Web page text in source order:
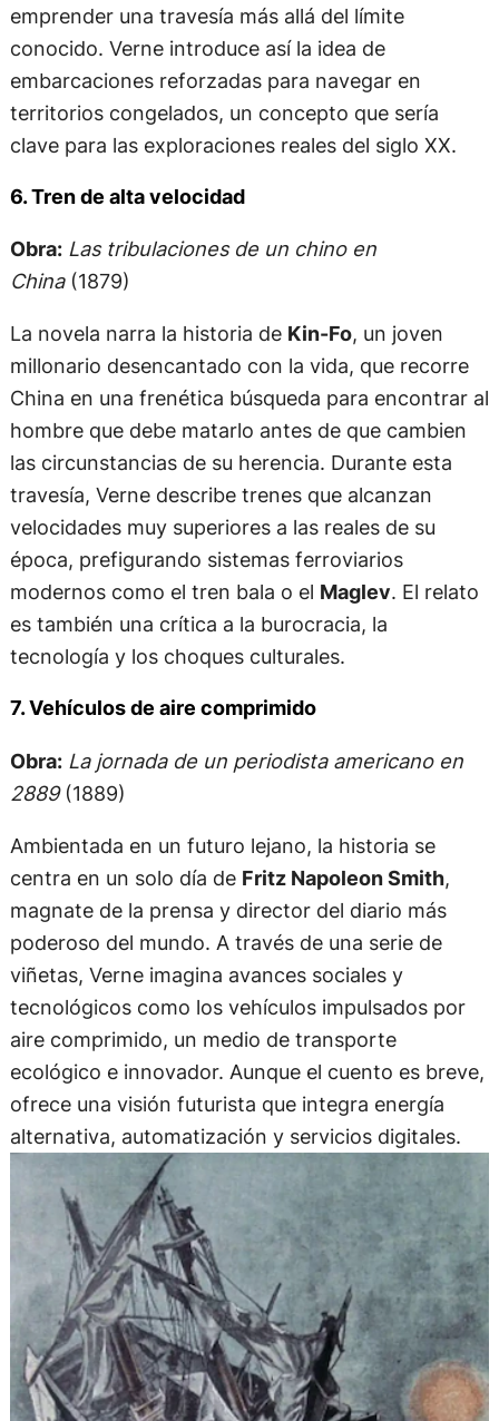
emprender una travesía más allá del límite
conocido. Verne introduce así la idea de
embarcaciones reforzadas para navegar en
territorios congelados, un concepto que sería
clave para las exploraciones reales del siglo XX.
6. Tren de alta velocidad
Obra: Las tribulaciones de un chino en
China(1879)
La novela narra la historia de Kin-Fo, un joven
millonario desencantado con la vida, que recorre
China en una frenética búsqueda para encontrar al
hombre que debe matarlo antes de que cambien
las circunstancias de su herencia. Durante esta
travesía, Verne describe trenes que alcanzan
velocidades muy superiores a las reales de su
época, prefigurando sistemas ferroviarios
modernos como el tren bala o el Maglev. El relato
es también una crítica a la burocracia, la
tecnología y los choques culturales.
7. Vehículos de aire comprimido
Obra: La jornada de un periodista americano en
2889(1889)
Ambientada en un futuro lejano, la historia se
centra en un solo día de Fritz Napoleon Smith,
magnate de la prensa y director del diario más
poderoso del mundo. A través de una serie de
viñetas, Verne imagina avances sociales y
tecnológicos como los vehículos impulsados por
aire comprimido, un medio de transporte
ecológico e innovador. Aunque el cuento es breve,
ofrece una visión futurista que integra energía
alternativa, automatización y servicios digitales.